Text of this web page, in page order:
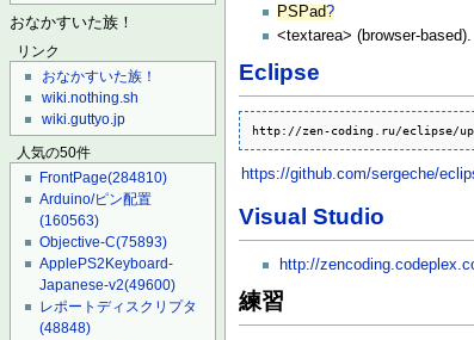
おなかすいた族！
リンク
おなかすいた族！
wiki.nothing.sh
wiki.guttyo.jp
人気の50件
FrontPage(284810)
Arduino/ピン配置
(160563)
Objective-C(75893)
ApplePS2Keyboard-
Japanese-v2(49600)
レポートディスクリプタ
(48848)
PSPad?
<textarea> (browser-based).
Eclipse
http://zen-coding.ru/eclipse/
https://github.com/sergeche/
Visual Studio
http://
練習